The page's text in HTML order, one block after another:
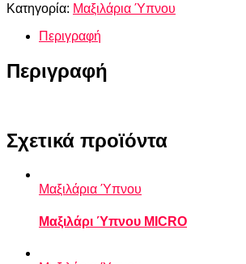
Κατηγορία: Μαξιλάρια Ύπνου
Περιγραφή
Περιγραφή
Σχετικά προϊόντα
Μαξιλάρια Ύπνου
Μαξιλάρι Ύπνου MICRO